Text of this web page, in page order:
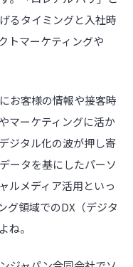
るタイミングと入社時
トマーケティングや
お客様の情報や接客時
マーケティングに活か
ジタル化の波が押し寄
ータを基にしたパーソ
ルメディア活用といっ
グ領域でのDX（デジタ
ね。